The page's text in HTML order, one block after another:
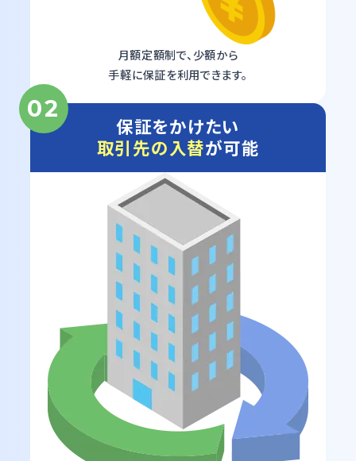
月額定額制で、少額から
手軽に保証を利用できます。
02
保証をかけたい
取引先の入替が可能